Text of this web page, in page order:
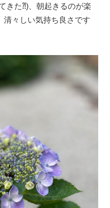
きた⁈)、朝起きるのが楽
清々しい気持ち良さです